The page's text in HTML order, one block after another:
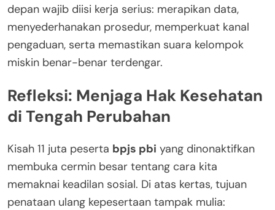
depan wajib diisi kerja serius: merapikan data,
menyederhanakan prosedur, memperkuat kanal
pengaduan, serta memastikan suara kelompok
miskin benar-benar terdengar.
Refleksi: Menjaga Hak Kesehatan
di Tengah Perubahan
Kisah 11 juta peserta bpjs pbi yang dinonaktifkan
membuka cermin besar tentang cara kita
memaknai keadilan sosial. Di atas kertas, tujuan
penataan ulang kepesertaan tampak mulia: